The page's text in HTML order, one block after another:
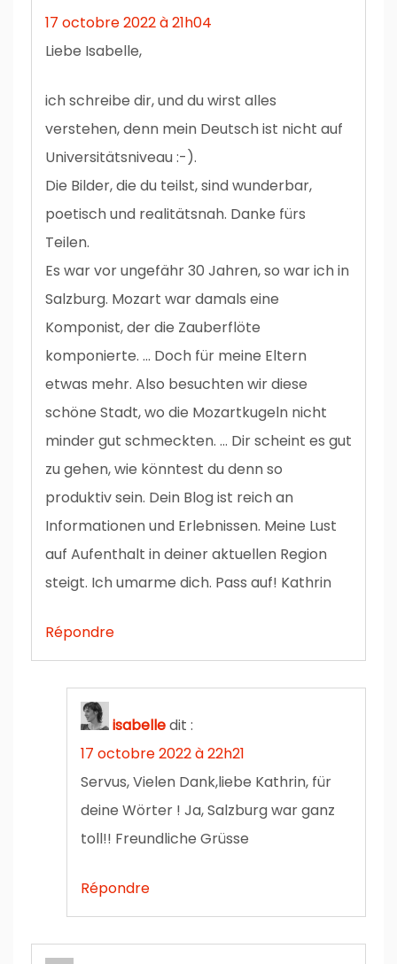
17 octobre 2022 à 21h04
Liebe Isabelle,
ich schreibe dir, und du wirst alles
verstehen, denn mein Deutsch ist nicht auf
Universitätsniveau :-).
Die Bilder, die du teilst, sind wunderbar,
poetisch und realitätsnah. Danke fürs
Teilen.
Es war vor ungefähr 30 Jahren, so war ich in
Salzburg. Mozart war damals eine
Komponist, der die Zauberflöte
komponierte. … Doch für meine Eltern
etwas mehr. Also besuchten wir diese
schöne Stadt, wo die Mozartkugeln nicht
minder gut schmeckten. … Dir scheint es gut
zu gehen, wie könntest du denn so
produktiv sein. Dein Blog ist reich an
Informationen und Erlebnissen. Meine Lust
auf Aufenthalt in deiner aktuellen Region
steigt. Ich umarme dich. Pass auf! Kathrin
Répondre
isabelledit :
17 octobre 2022 à 22h21
Servus, Vielen Dank,liebe Kathrin, für
deine Wörter ! Ja, Salzburg war ganz
toll!! Freundliche Grüsse
Répondre